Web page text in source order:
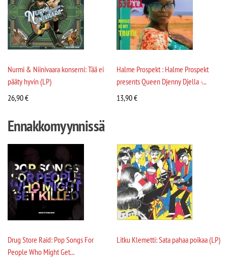
Nurmi & Niinivaara konserni: Tää ei
pääty hyvin (LP)
26,90€
Halme Prospekt : Halme Prospekt
presents Queen Djenny Djella -...
13,90€
Ennakkomyynnissä
Drug Store Raid: Pop Songs For
People Who Might Get...
Litku Klemetti: Sata pahaa poikaa (LP)